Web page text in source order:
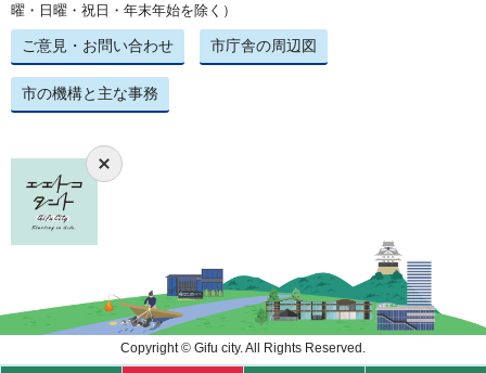
曜・日曜・祝日・年末年始を除く）
ご意見・お問い合わせ 市庁舎の周辺図
市の機構と主な事務
Copyright © Gifu city. All Rights Reserved.